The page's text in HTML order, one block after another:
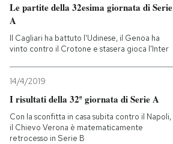
Le partite della 32esima giornata di Serie
A
Il Cagliari ha battuto l'Udinese, il Genoa ha
vinto contro il Crotone e stasera gioca l'Inter
14/4/2019
I risultati della 32ª giornata di Serie A
Con la sconfitta in casa subita contro il Napoli,
il Chievo Verona è matematicamente
retrocesso in Serie B